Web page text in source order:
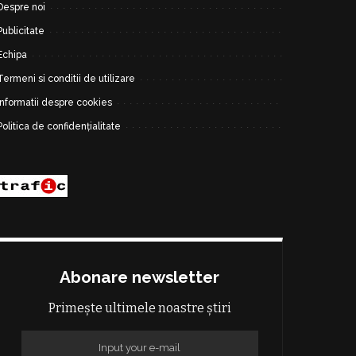
noi
si conditii de utilizare
despre cookies
de confidențialitate
Abonare newsletter
Primește ultimele noastre știri